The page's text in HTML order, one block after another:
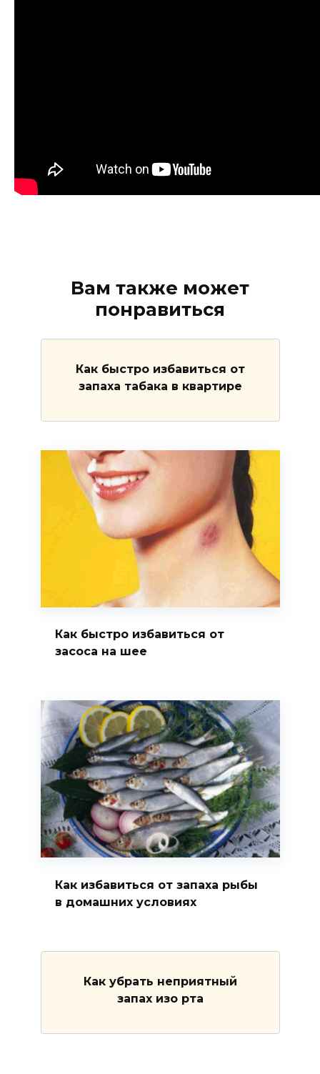
Вам также может
понравиться
Как быстро избавиться от
запаха табака в квартире
Как быстро избавиться от
засоса на шее
Как избавиться от запаха рыбы
в домашних условиях
Как убрать неприятный
запах изо рта